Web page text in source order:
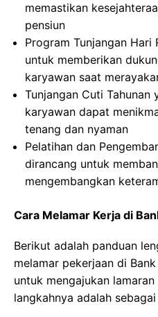
memastikan
pensiun
Program Tunjangan Hari
untuk memberikan
karyawan saat
Tunjangan Cuti Tahunan
karyawan dapat
tenang dan nyaman
Pelatihan dan
dirancang untuk
mengembangkan
Cara Melamar Kerja di
Berikut adalah panduan
melamar pekerjaan di
untuk mengajukan
langkahnya adalah